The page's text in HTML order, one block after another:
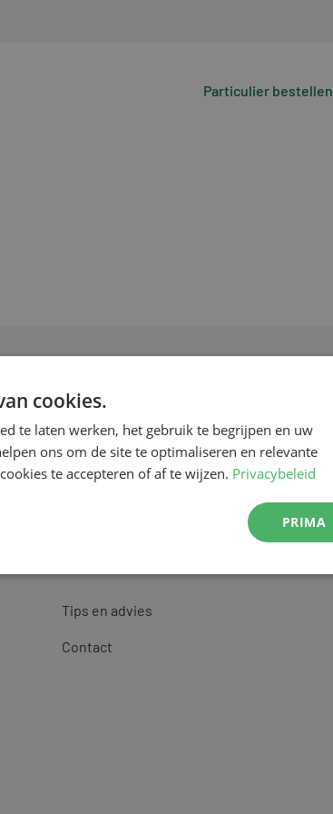
Particulier bestellen
Tips en advies
Contact
cookies.
te laten werken, het gebruik te begrijpen en uw
ons om de site te optimaliseren en relevante
te accepteren of af te wijzen. Privacybeleid
PRIMA